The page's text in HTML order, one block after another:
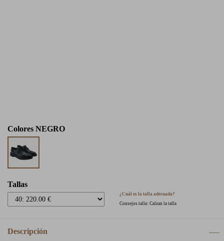
Colores NEGRO
Tallas
¿Cuál es la talla adecuada?
Consejos talla: Calzan la talla
Descripción